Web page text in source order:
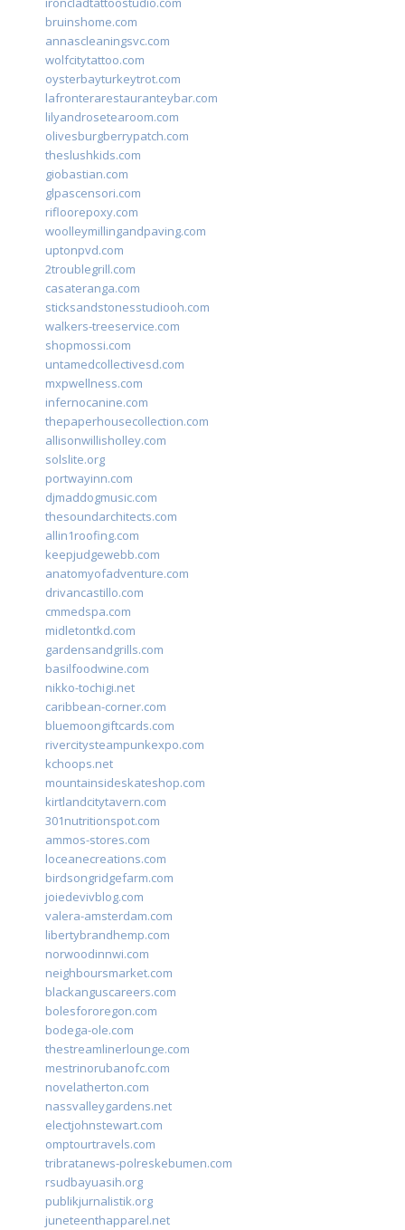
bruinshome.com
annascleaningsvc.com
wolfcitytattoo.com
oysterbayturkeytrot.com
lafronterarestauranteybar.com
lilyandrosetearoom.com
olivesburgberrypatch.com
theslushkids.com
giobastian.com
glpascensori.com
rifloorepoxy.com
woolleymillingandpaving.com
uptonpvd.com
2troublegrill.com
casateranga.com
sticksandstonesstudiooh.com
walkers-treeservice.com
shopmossi.com
untamedcollectivesd.com
mxpwellness.com
infernocanine.com
thepaperhousecollection.com
allisonwillisholley.com
solslite.org
portwayinn.com
djmaddogmusic.com
thesoundarchitects.com
allin1roofing.com
keepjudgewebb.com
anatomyofadventure.com
drivancastillo.com
cmmedspa.com
midletontkd.com
gardensandgrills.com
basilfoodwine.com
nikko-tochigi.net
caribbean-corner.com
bluemoongiftcards.com
rivercitysteampunkexpo.com
kchoops.net
mountainsideskateshop.com
kirtlandcitytavern.com
301nutritionspot.com
ammos-stores.com
loceanecreations.com
birdsongridgefarm.com
joiedevivblog.com
valera-amsterdam.com
libertybrandhemp.com
norwoodinnwi.com
neighboursmarket.com
blackanguscareers.com
bolesfororegon.com
bodega-ole.com
thestreamlinerlounge.com
mestrinorubanofc.com
novelatherton.com
nassvalleygardens.net
electjohnstewart.com
omptourtravels.com
tribratanews-polreskebumen.com
rsudbayuasih.org
publikjurnalistik.org
juneteenthapparel.net